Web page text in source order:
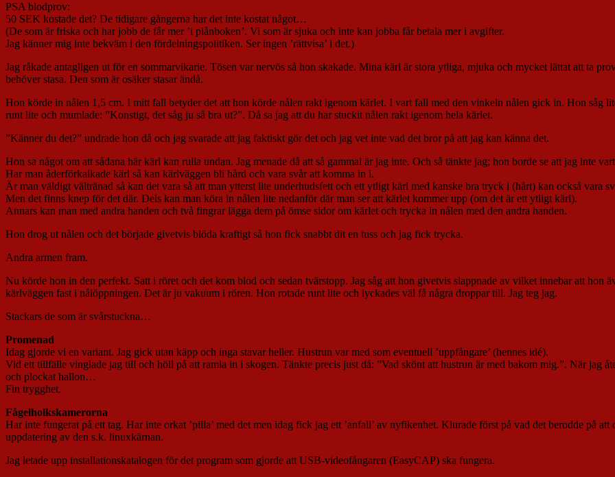
PSA blodprov:
50 SEK kostade det? De tidigare gångerna har det inte kostat något…
(De som är friska och har jobb de får mer ’i plånboken’. Vi som är sjuka och inte kan jobba får betala mer i avgifter.
Jag känner mig inte bekväm i den fördelningspolitiken. Ser ingen ’rättvisa’ i det.)
Jag råkade antagligen ut för en sommarvikarie. Tösen var nervös så hon skakade. Mina kärl är stora ytliga, mjuka och mycket lättat att ta
behöver stasa. Den som är osäker stasar ändå.
Hon körde in nålen 1,5 cm. I mitt fall betyder det att hon körde nålen rakt igenom kärlet. I vart fall med den vinkeln nålen gick in. Hon såg
runt lite och mumlade: ”Konstigt, det såg ju så bra ut?”. Då sa jag att du har stuckit nålen rakt igenom hela kärlet.
”Känner du det?” undrade hon då och jag svarade att jag faktiskt gör det och jag vet inte vad det bror på att jag kan känna det.
Hon sa något om att sådana här kärl kan rulla undan. Jag menade då att så gammal är jag inte. Och så tänkte jag; hon borde se att jag inte
Har man åderförkalkade kärl så kan kärlväggen bli hård och vara svår att komma in i.
Är man väldigt vältränad så kan det vara så att man ytterst lite underhudsfett och ett ytligt kärl med kanske bra tryck i (hårt) kan också vara
Men det finns knep för det där. Dels kan man köra in nålen lite nedanför där man ser att kärlet kommer upp (om det är ett ytligt kärl).
Annars kan man med andra handen och två fingrar lägga dem på ömse sidor om kärlet och trycka in nålen med den andra handen.
Hon drog ut nålen och det började givetvis blöda kraftigt så hon fick snabbt dit en tuss och jag fick trycka.
Andra armen fram.
Nu körde hon in den perfekt. Satt i röret och det kom blod och sedan tvärstopp. Jag såg att hon givetvis slappnade av vilket innebar att
kärlväggen fast i nålöppningen. Det är ju vakuum i rören. Hon rotade runt lite och lyckades väl få några droppar till. Jag teg jag.
Stackars de som är svårstuckna…
Promenad
Idag gjorde vi en variant. Jag gick utan käpp och inga stavar heller. Hustrun var med som eventuell ’uppfångare’ (hennes idé).
Vid ett tillfälle vinglade jag till och höll på att ramla in i skogen. Tänkte precis just då: ”Vad skönt att hustrun är med bakom mig.”. När jag
och plockat hallon…
Fin trygghet.
Fågelholkskamerorna
Har inte fungerat på ett tag. Har inte orkat ’pilla’ med det men idag fick jag ett ’anfall’ av nyfikenhet. Klurade först på vad det berodde på att
uppdatering av den s.k. linuxkärnan.
Jag letade upp installationskatalogen för det program som gjorde att USB-videofångaren (EasyCAP) ska fungera.